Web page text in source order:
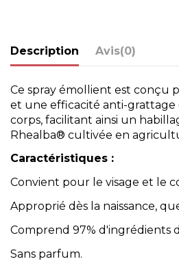
Description Avis(0)
Ce spray émollient est conçu
et une efficacité anti-grattage
corps, facilitant ainsi un
Rhealba® cultivée en
Caractéristiques :
Convient pour le visage et le
Approprié dès la naissance,
Comprend 97% d'ingrédients
Sans parfum.